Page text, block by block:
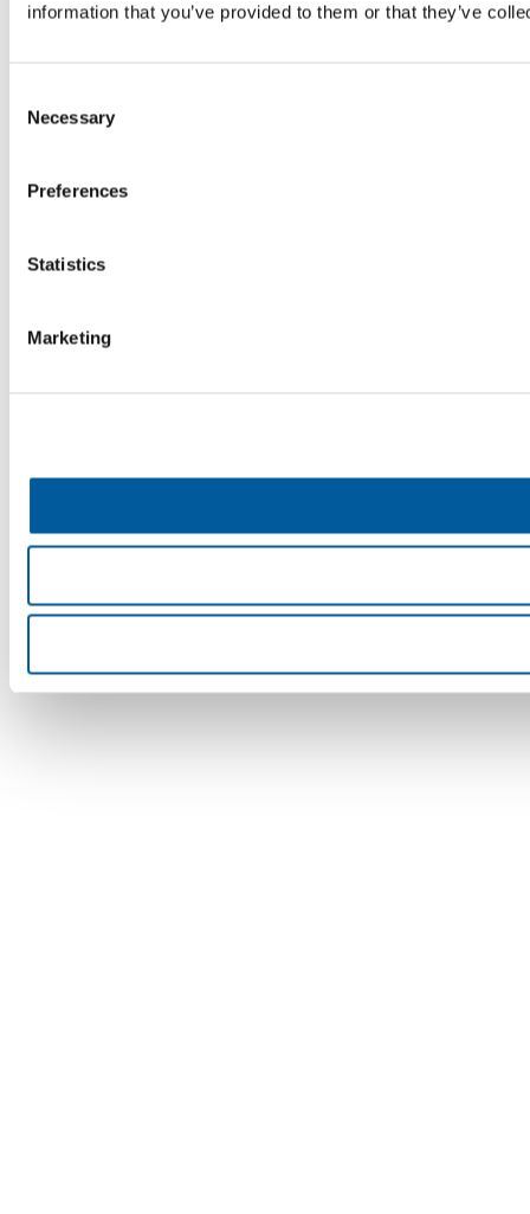
information that you’ve provided to them or that they’ve
Selection
Necessary
Preferences
Statistics
Marketing